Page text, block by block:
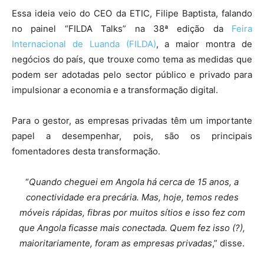
Essa ideia veio do CEO da ETIC, Filipe Baptista, falando
no painel “FILDA Talks” na 38ª edição da Feira
Internacional de Luanda (FILDA), a maior montra de
negócios do país, que trouxe como tema as medidas que
podem ser adotadas pelo sector público e privado para
impulsionar a economia e a transformação digital.
Para o gestor, as empresas privadas têm um importante
papel a desempenhar, pois, são os principais
fomentadores desta transformação.
“Quando cheguei em Angola há cerca de 15 anos, a
conectividade era precária. Mas, hoje, temos redes
móveis rápidas, fibras por muitos sítios e isso fez com
que Angola ficasse mais conectada. Quem fez isso (?),
maioritariamente, foram as empresas privadas,” disse.